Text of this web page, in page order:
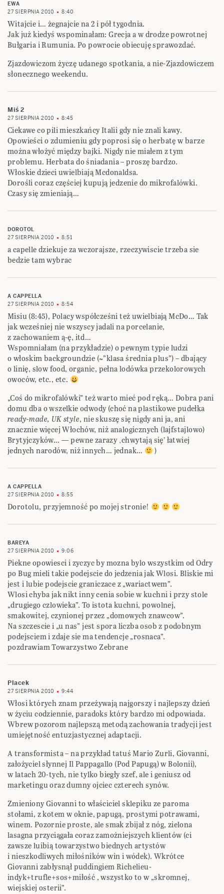
EWA
27 SIERPNIA 2010
8:40
Witajcie i… żegnajcie na 2 i pół tygodnia.
Jak już kiedyś wspominałam: Grecja a w drodze powrotnej
Bułgaria i Rumunia. Po powrocie obiecuję sprawozdać.
Zjazdowiczom życzę udanego spotkania, a nie-Zjazdowiczem
słonecznego weekendu.
Miś 2
27 SIERPNIA 2010 8:45
Ciekawe co pili mieszkańcy Italii gdy nie znali kawy.
Opowieści o zdumieniu gdy poprosi się o herbatę w barze
można włożyć między bajki. Nigdy nie miałem z tym
problemu. Herbata do śniadania – proszę bardzo.
Włoskie dzieci uwielbiają Mcdonaldsa.
Dorośli coraz częściej kupują jedzenie do mikrofalówki.
Czasy się zmieniają…
DOROTOL
27 SIERPNIA 2010
8:51
a capelle dziekuje za wczorajsze, rzeczywiscie trzeba sie
bedzie tam wybrac
A CAPPELLA
27 SIERPNIA 2010
8:54
Misiu (8:45), Polacy współcześni też uwielbiają McDo… Tak
jak wcześniej nie wszyscy jadali na porcelanie,
z zachowaniem ą-ę, itd…
Wspomniałam (na przykładzie) o pewnym typie ludzi
o włoskim backgroundzie (~”klasa średnia plus”) – dbający
o linię, slow food, organic, pełna lodówka przekolorowych
owoców, etc., etc.
„Coś do mikrofalówki” też warto mieć pod ręką… Dobra pani
domu dba o wszelkie odwody (choć na plastikowe pudełka
ready-made, UK style, nie skuszę się nigdy ani ja, ani
znacznie więcej Włochów, niż analogicznych (lajfstajlowo)
Brytyjczyków… — pewne zarazy ‚chwytają się’ łatwiej
jednych narodów, niż innych… jednak…
)
A CAPPELLA
27 SIERPNIA 2010
8:55
Dorotolu, przyjemność po mojej stronie!
BAREYA
27 SIERPNIA 2010
9:06
Piekne opowiesci i zyczyc by mozna bylo wszystkim od Odry
po Bug mieli takie podejscie do jedzenia jak Wlosi. Bliskie mi
jest i lubie podejscie graniczace z „wariactwem”.
Wlosi chyba jak nikt inny cenia sobie w kuchni i przy stole
„drugiego czlowieka”. To istota kuchni, powolnej,
smakowitej, czynionej przez „domowych znawcow”.
Na szczescie i „u nas” jest spora liczba osob z podobnym
podejsciem i zdaje sie ma tendencje „rosnaca”.
pozdrawiam Towarzystwo Zebrane
Placek
27 SIERPNIA 2010 9:44
Włosi których znam przeżywają najgorszy i najlepszy dzień
w życiu codziennie, paradoks który bardzo mi odpowiada.
Wbrew pozorom najlepszą metodą zachowania tradycji jest
umiejętność entuzjastycznej adaptacji.
A transformista – na przykład tatuś Mario Zurli, Giovanni,
założyciel słynnej Il Pappagallo (Pod Papugą) w Bolonii),
w latach 20-tych, nie tylko biegły szef, ale i geniusz od
marketingu oraz dumny ojciec czterech synów.
Zmieniony Giovanni to właściciel sklepiku ze paroma
stołami, z kotem w oknie, papugą, prostymi potrawami,
winem. Pozornie proste, ale smak zbijał z nóg, zielona
lasagna przyciągała coraz zamożniejszych klientów (ci
zawsze luibią towarzystwo biednych artystów
i nieszkodliwych miłośników win i wódek). Wkrótce
Giovanni zabłysnął puddingiem Richelieu-
indyk+trufle+sos+miłość , wszystko to w „skromnej,
wiejskiej osterii”.